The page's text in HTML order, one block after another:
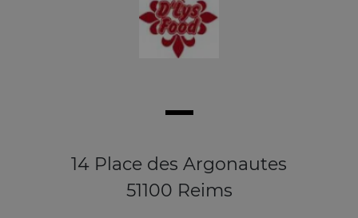
14 Place des Argonautes
51100 Reims